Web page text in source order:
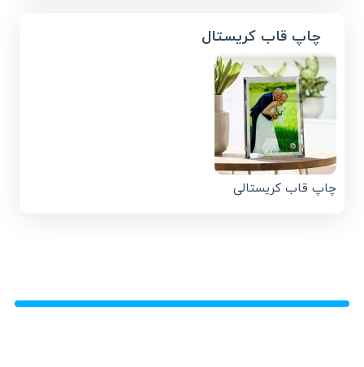
چاپ قاب کریستال
چاپ قاب کریستالی